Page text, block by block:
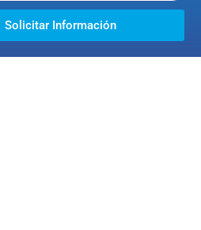
Solicitar Información